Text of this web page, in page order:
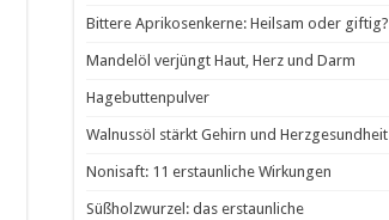
Bittere Aprikosenkerne: Heilsam oder giftig?
Mandelöl verjüngt Haut, Herz und Darm
Hagebuttenpulver
Walnussöl stärkt Gehirn und Herzgesundheit
Nonisaft: 11 erstaunliche Wirkungen
Süßholzwurzel: das erstaunliche